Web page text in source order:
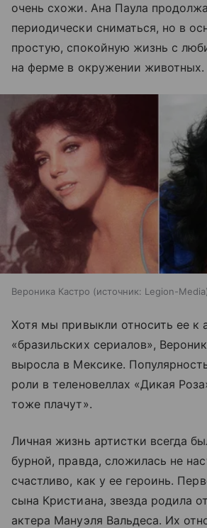
очень схожи. Ана Паула
периодически сниматься, но в
простую, спокойную жизнь с
на ферме в окружении животных.
Вероника Кастро источник: Legion-Media
Хотя мы привыкли относить ее к
«бразильских сериалов»,
выросла в Мексике.
роли в теленовеллах «Дикая
тоже плачут».
Личная жизнь артистки всегда
бурной, правда, сложилась не
счастливо, как у ее героинь.
сына Кристиана, звезда родила
актера Мануэля Вальдеса. Их